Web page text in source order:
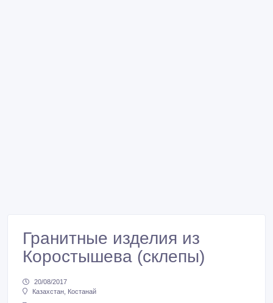
Гранитные изделия из
Коростышева (склепы)
20/08/2017
Казахстан, Костанай